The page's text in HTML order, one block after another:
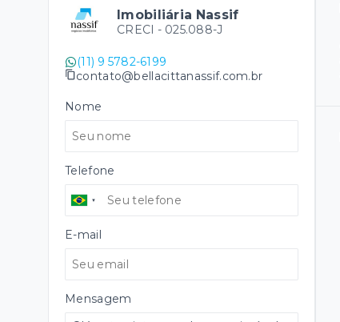
Imobiliária Nassif
CRECI - 025.088-J
(11) 9 5782-6199
contato@bellacittanassif.com.br
Nome
Telefone
E-mail
Mensagem